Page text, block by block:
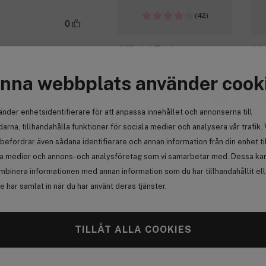
webbplats använder
enhetsidentifierare för att anpassa innehållet och annonserna till
tillhandahålla funktioner för sociala medier och analysera vår trafik.
även sådana identifierare och annan information från din enhet
medier och annons- och analysföretag som vi samarbetar med. Dessa
informationen med annan information som du har tillhandahållit
har samlat in när du har använt deras tjänster.
TILLÅT ALLA COOKIES
(42)
Få 10% bonus Få
0
Anmäl
0
Anmäl